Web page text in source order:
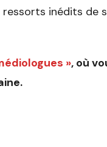
inédits de
», où